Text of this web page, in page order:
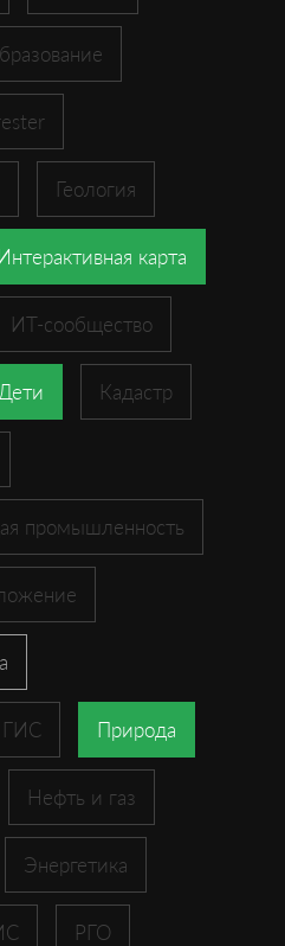
Геология
карта
ИТ-сообщество
Дети Кадастр
промышленность
ГИС Природа
Нефть и газ
Энергетика
РГО